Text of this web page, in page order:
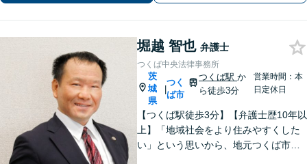
堀越 智也 弁護士
つくば中央法律事務所
茨
城
県
|
つく
ば市
つくば駅か
ら徒歩3分
営業時間：本
日定休日
【つくば駅徒歩3分】【弁護士歴10年以
上】「地域社会をより住みやすくした
い」という思いから、地元つくば市で